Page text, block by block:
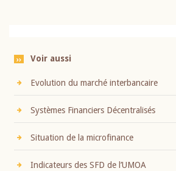
Voir aussi
Evolution du marché interbancaire
Systèmes Financiers Décentralisés
Situation de la microfinance
Indicateurs des SFD de l’UMOA